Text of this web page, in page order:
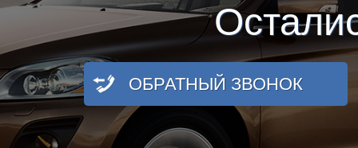
ОБРАТНЫЙ ЗВОНОК